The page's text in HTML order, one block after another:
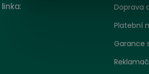
Doprava
Platební
Garance